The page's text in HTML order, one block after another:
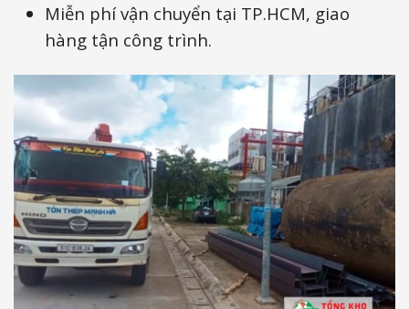
Miễn phí vận chuyển tại TP.HCM, giao
hàng tận công trình.